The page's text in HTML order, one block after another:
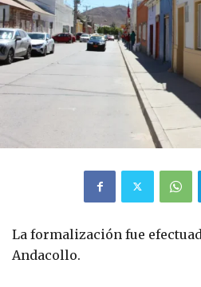
La formalización fue
Andacollo.